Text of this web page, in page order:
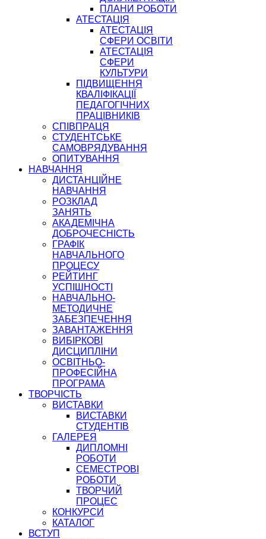
ПЛАНИ РОБОТИ
АТЕСТАЦІЯ
АТЕСТАЦІЯ
СФЕРИ ОСВІТИ
АТЕСТАЦІЯ
СФЕРИ
КУЛЬТУРИ
ПІДВИЩЕННЯ
КВАЛІФІКАЦІЇ
ПЕДАГОГІЧНИХ
ПРАЦІВНИКІВ
СПІВПРАЦЯ
СТУДЕНТСЬКЕ
САМОВРЯДУВАННЯ
ОПИТУВАННЯ
НАВЧАННЯ
ДИСТАНЦІЙНЕ
НАВЧАННЯ
РОЗКЛАД
ЗАНЯТЬ
АКАДЕМІЧНА
ДОБРОЧЕСНІСТЬ
ГРАФІК
НАВЧАЛЬНОГО
ПРОЦЕСУ
РЕЙТИНГ
УСПІШНОСТІ
НАВЧАЛЬНО-
МЕТОДИЧНЕ
ЗАБЕЗПЕЧЕННЯ
ЗАВАНТАЖЕННЯ
ВИБІРКОВІ
ДИСЦИПЛІНИ
ОСВІТНЬО-
ПРОФЕСІЙНА
ПРОГРАМА
ТВОРЧІСТЬ
ВИСТАВКИ
ВИСТАВКИ
СТУДЕНТІВ
ГАЛЕРЕЯ
ДИПЛОМНІ
РОБОТИ
СЕМЕСТРОВІ
РОБОТИ
ТВОРЧИЙ
ПРОЦЕС
КОНКУРСИ
КАТАЛОГ
ВСТУП